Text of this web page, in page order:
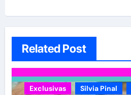
Related Post
Exclusivas Silvia Pinal